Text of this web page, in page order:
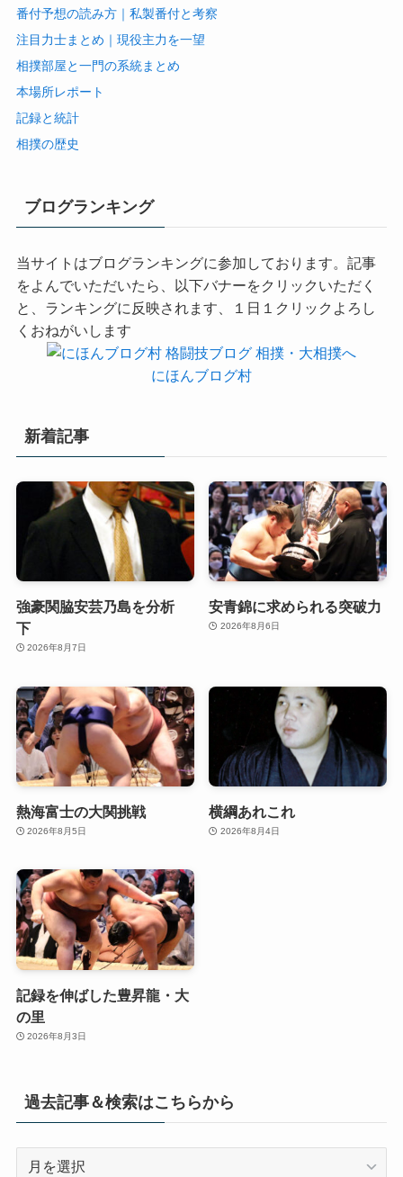
番付予想の読み方｜私製番付と考察
注目力士まとめ｜現役主力を一望
相撲部屋と一門の系統まとめ
本場所レポート
記録と統計
相撲の歴史
ブログランキング
当サイトはブログランキングに参加しております。記事
をよんでいただいたら、以下バナーをクリックいただく
と、ランキングに反映されます、１日１クリックよろし
くおねがいします
にほんブログ村
新着記事
強豪関脇安芸乃島を分析
下
2026年8月7日
安青錦に求められる突破力
2026年8月6日
熱海富士の大関挑戦
2026年8月5日
横綱あれこれ
2026年8月4日
記録を伸ばした豊昇龍・大
の里
2026年8月3日
過去記事＆検索はこちらから